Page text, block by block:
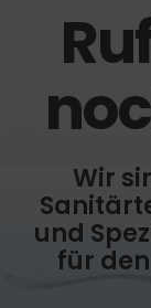
Wir
und
für